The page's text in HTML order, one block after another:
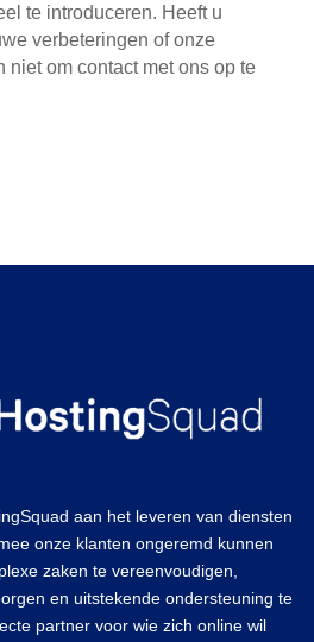
te introduceren. Heeft u
verbeteringen of onze
niet om contact met ons op te
aan het leveren van diensten
onze klanten ongeremd kunnen
zaken te vereenvoudigen,
en uitstekende ondersteuning te
partner voor wie zich online wil